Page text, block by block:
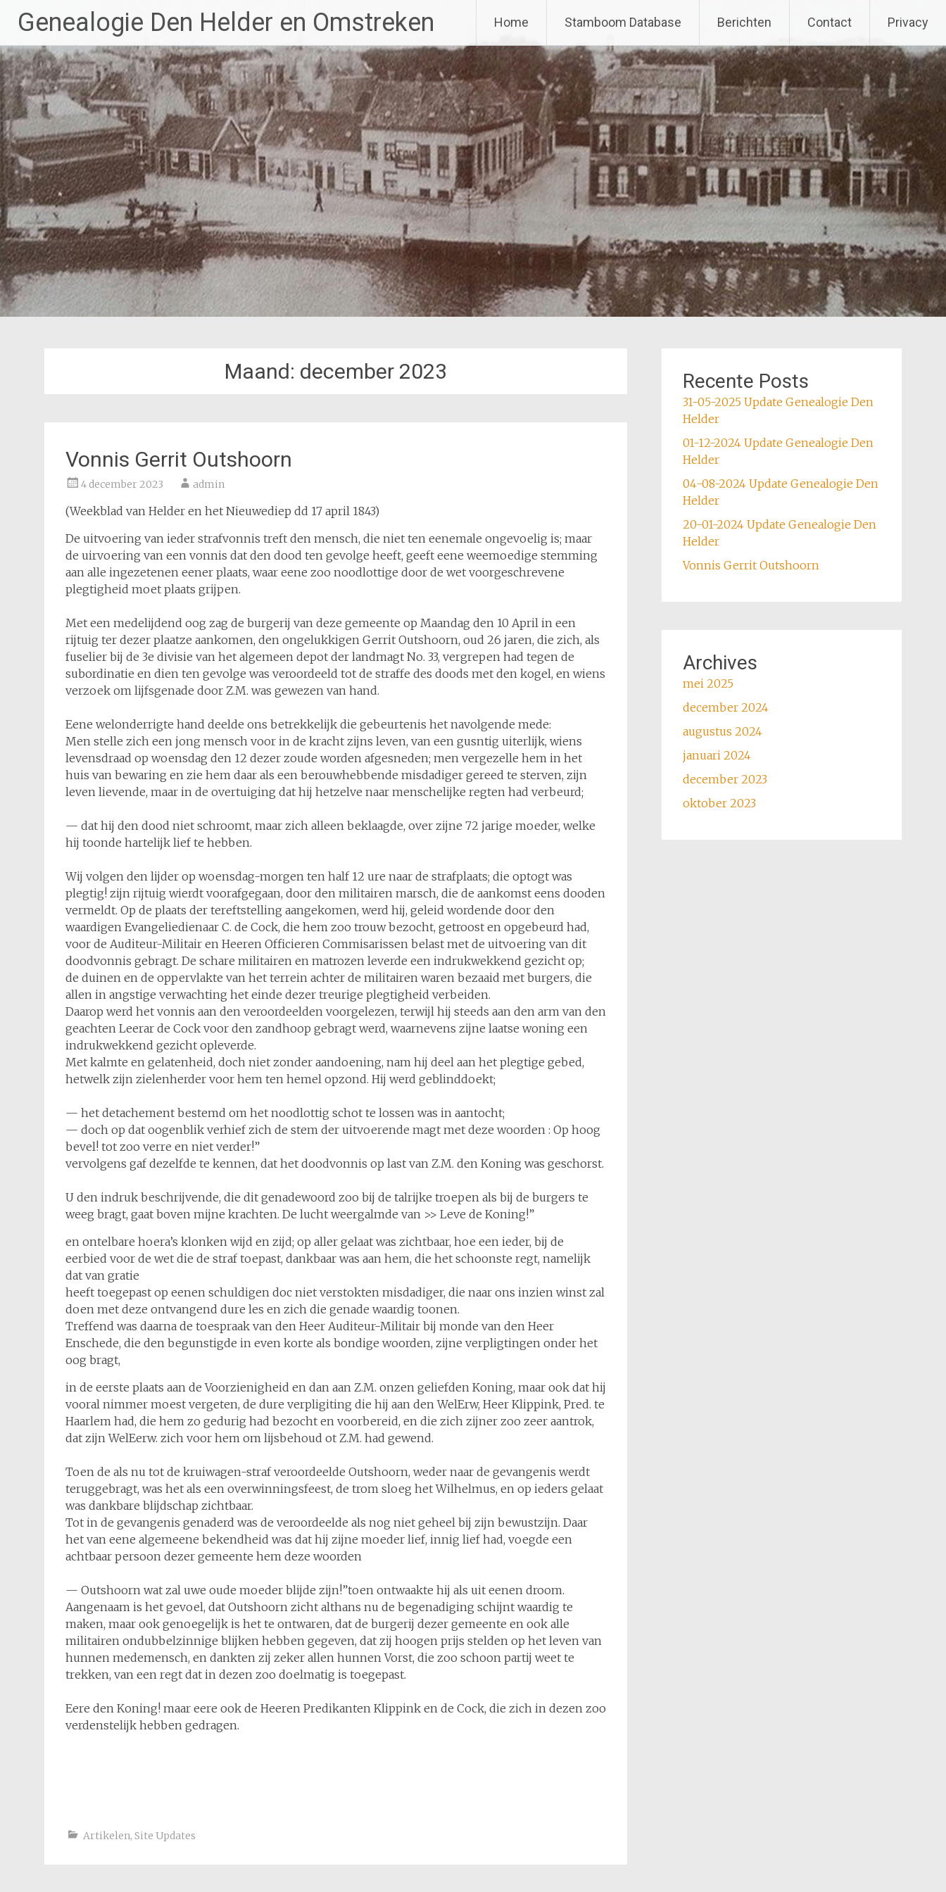
naar
de
inhoud
Genealogie Den Helder en Omstreken Home Stamboom Database Berichten Contact Privacy
Maand: december 2023
Vonnis Gerrit Outshoorn
4 december 2023 admin
(Weekblad van Helder en het Nieuwediep dd 17 april 1843)
De uitvoering van ieder strafvonnis treft den mensch, die niet ten eenemale ongevoelig is; maar
de uirvoering van een vonnis dat den dood ten gevolge heeft, geeft eene weemoedige stemming
aan alle ingezetenen eener plaats, waar eene zoo noodlottige door de wet voorgeschrevene
plegtigheid moet plaats grijpen.
Met een medelijdend oog zag de burgerij van deze gemeente op Maandag den 10 April in een
rijtuig ter dezer plaatze aankomen, den ongelukkigen Gerrit Outshoorn, oud 26 jaren, die zich, als
fuselier bij de 3e divisie van het algemeen depot der landmagt No. 33, vergrepen had tegen de
subordinatie en dien ten gevolge was veroordeeld tot de straffe des doods met den kogel, en wiens
verzoek om lijfsgenade door Z.M. was gewezen van hand.
Eene welonderrigte hand deelde ons betrekkelijk die gebeurtenis het navolgende mede:
Men stelle zich een jong mensch voor in de kracht zijns leven, van een gusntig uiterlijk, wiens
levensdraad op woensdag den 12 dezer zoude worden afgesneden; men vergezelle hem in het
huis van bewaring en zie hem daar als een berouwhebbende misdadiger gereed te sterven, zijn
leven lievende, maar in de overtuiging dat hij hetzelve naar menschelijke regten had verbeurd;
— dat hij den dood niet schroomt, maar zich alleen beklaagde, over zijne 72 jarige moeder, welke
hij toonde hartelijk lief te hebben.
Wij volgen den lijder op woensdag-morgen ten half 12 ure naar de strafplaats; die optogt was
plegtig! zijn rijtuig wierdt voorafgegaan, door den militairen marsch, die de aankomst eens dooden
vermeldt. Op de plaats der tereftstelling aangekomen, werd hij, geleid wordende door den
waardigen Evangeliedienaar C. de Cock, die hem zoo trouw bezocht, getroost en opgebeurd had,
voor de Auditeur-Militair en Heeren Officieren Commisarissen belast met de uitvoering van dit
doodvonnis gebragt. De schare militairen en matrozen leverde een indrukwekkend gezicht op;
de duinen en de oppervlakte van het terrein achter de militairen waren bezaaid met burgers, die
allen in angstige verwachting het einde dezer treurige plegtigheid verbeiden.
Daarop werd het vonnis aan den veroordeelden voorgelezen, terwijl hij steeds aan den arm van den
geachten Leerar de Cock voor den zandhoop gebragt werd, waarnevens zijne laatse woning een
indrukwekkend gezicht opleverde.
Met kalmte en gelatenheid, doch niet zonder aandoening, nam hij deel aan het plegtige gebed,
hetwelk zijn zielenherder voor hem ten hemel opzond. Hij werd geblinddoekt;
— het detachement bestemd om het noodlottig schot te lossen was in aantocht;
— doch op dat oogenblik verhief zich de stem der uitvoerende magt met deze woorden : Op hoog
bevel! tot zoo verre en niet verder!”
vervolgens gaf dezelfde te kennen, dat het doodvonnis op last van Z.M. den Koning was geschorst.
U den indruk beschrijvende, die dit genadewoord zoo bij de talrijke troepen als bij de burgers te
weeg bragt, gaat boven mijne krachten. De lucht weergalmde van >> Leve de Koning!”
en ontelbare hoera’s klonken wijd en zijd; op aller gelaat was zichtbaar, hoe een ieder, bij de
eerbied voor de wet die de straf toepast, dankbaar was aan hem, die het schoonste regt, namelijk
dat van gratie
heeft toegepast op eenen schuldigen doc niet verstokten misdadiger, die naar ons inzien winst zal
doen met deze ontvangend dure les en zich die genade waardig toonen.
Treffend was daarna de toespraak van den Heer Auditeur-Militair bij monde van den Heer
Enschede, die den begunstigde in even korte als bondige woorden, zijne verpligtingen onder het
oog bragt,
in de eerste plaats aan de Voorzienigheid en dan aan Z.M. onzen geliefden Koning, maar ook dat hij
vooral nimmer moest vergeten, de dure verpligiting die hij aan den WelErw, Heer Klippink, Pred. te
Haarlem had, die hem zo gedurig had bezocht en voorbereid, en die zich zijner zoo zeer aantrok,
dat zijn WelEerw. zich voor hem om lijsbehoud ot Z.M. had gewend.
Toen de als nu tot de kruiwagen-straf veroordeelde Outshoorn, weder naar de gevangenis werdt
teruggebragt, was het als een overwinningsfeest, de trom sloeg het Wilhelmus, en op ieders gelaat
was dankbare blijdschap zichtbaar.
Tot in de gevangenis genaderd was de veroordeelde als nog niet geheel bij zijn bewustzijn. Daar
het van eene algemeene bekendheid was dat hij zijne moeder lief, innig lief had, voegde een
achtbaar persoon dezer gemeente hem deze woorden
— Outshoorn wat zal uwe oude moeder blijde zijn!”toen ontwaakte hij als uit eenen droom.
Aangenaam is het gevoel, dat Outshoorn zicht althans nu de begenadiging schijnt waardig te
maken, maar ook genoegelijk is het te ontwaren, dat de burgerij dezer gemeente en ook alle
militairen ondubbelzinnige blijken hebben gegeven, dat zij hoogen prijs stelden op het leven van
hunnen medemensch, en dankten zij zeker allen hunnen Vorst, die zoo schoon partij weet te
trekken, van een regt dat in dezen zoo doelmatig is toegepast.
Eere den Koning! maar eere ook de Heeren Predikanten Klippink en de Cock, die zich in dezen zoo
verdenstelijk hebben gedragen.
Artikelen, Site Updates
Recente Posts
31-05-2025 Update Genealogie Den
Helder
01-12-2024 Update Genealogie Den
Helder
04-08-2024 Update Genealogie Den
Helder
20-01-2024 Update Genealogie Den
Helder
Vonnis Gerrit Outshoorn
Archives
mei 2025
december 2024
augustus 2024
januari 2024
december 2023
oktober 2023